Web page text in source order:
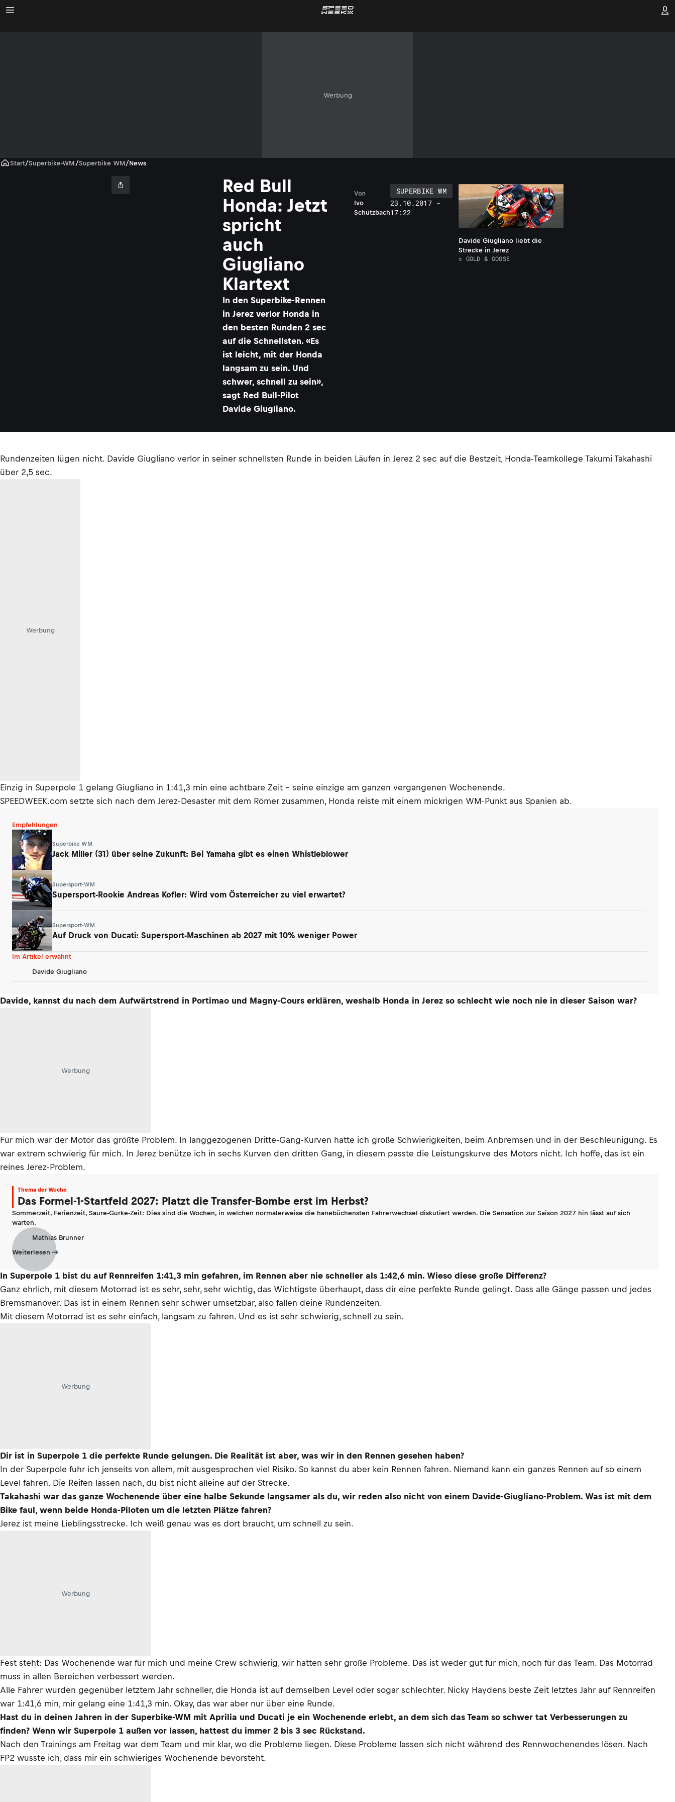
Werbung
Start/Superbike-WM /Superbike WM/News
Red Bull
Honda: Jetzt
spricht
auch
Giugliano
Klartext
In den Superbike-Rennen
in Jerez verlor Honda in
den besten Runden 2 sec
auf die Schnellsten. «Es
ist leicht, mit der Honda
langsam zu sein. Und
schwer, schnell zu sein»,
sagt Red Bull-Pilot
Davide Giugliano.
Ivo
Schützbach
Von
SUPERBIKE WM
23.10.2017 -
17:22
Davide Giugliano liebt die
Strecke in Jerez
© GOLD & GOOSE
Rundenzeiten lügen nicht. Davide Giugliano verlor in seiner schnellsten Runde in beiden Läufen in Jerez 2 sec auf die Bestzeit, Honda-Teamkollege Takumi Takahashi
über 2,5 sec.
Werbung
Einzig in Superpole 1 gelang Giugliano in 1:41,3 min eine achtbare Zeit – seine einzige am ganzen vergangenen Wochenende.
SPEEDWEEK.com setzte sich nach dem Jerez-Desaster mit dem Römer zusammen, Honda reiste mit einem mickrigen WM-Punkt aus Spanien ab.
Empfehlungen
Superbike WM
Jack Miller (31) über seine Zukunft: Bei Yamaha gibt es einen Whistleblower
Supersport-WM
Supersport-Rookie Andreas Kofler: Wird vom Österreicher zu viel erwartet?
Supersport-WM
Auf Druck von Ducati: Supersport-Maschinen ab 2027 mit 10% weniger Power
Im Artikel erwähnt
Davide Giugliano
Davide, kannst du nach dem Aufwärtstrend in Portimao und Magny-Cours erklären, weshalb Honda in Jerez so schlecht wie noch nie in dieser Saison war?
Werbung
Für mich war der Motor das größte Problem. In langgezogenen Dritte-Gang-Kurven hatte ich große Schwierigkeiten, beim Anbremsen und in der Beschleunigung. Es
war extrem schwierig für mich. In Jerez benütze ich in sechs Kurven den dritten Gang, in diesem passte die Leistungskurve des Motors nicht. Ich hoffe, das ist ein
reines Jerez-Problem.
Thema der Woche
Das Formel-1-Startfeld 2027: Platzt die Transfer-Bombe erst im Herbst?
Sommerzeit, Ferienzeit, Saure-Gurke-Zeit: Dies sind die Wochen, in welchen normalerweise die hanebüchensten Fahrerwechsel diskutiert werden. Die Sensation zur Saison 2027 hin lässt auf sich
warten.
Mathias Brunner
Weiterlesen
In Superpole 1 bist du auf Rennreifen 1:41,3 min gefahren, im Rennen aber nie schneller als 1:42,6 min. Wieso diese große Differenz?
Ganz ehrlich, mit diesem Motorrad ist es sehr, sehr, sehr wichtig, das Wichtigste überhaupt, dass dir eine perfekte Runde gelingt. Dass alle Gänge passen und jedes
Bremsmanöver. Das ist in einem Rennen sehr schwer umsetzbar, also fallen deine Rundenzeiten.
Mit diesem Motorrad ist es sehr einfach, langsam zu fahren. Und es ist sehr schwierig, schnell zu sein.
Werbung
Dir ist in Superpole 1 die perfekte Runde gelungen. Die Realität ist aber, was wir in den Rennen gesehen haben?
In der Superpole fuhr ich jenseits von allem, mit ausgesprochen viel Risiko. So kannst du aber kein Rennen fahren. Niemand kann ein ganzes Rennen auf so einem
Level fahren. Die Reifen lassen nach, du bist nicht alleine auf der Strecke.
Takahashi war das ganze Wochenende über eine halbe Sekunde langsamer als du, wir reden also nicht von einem Davide-Giugliano-Problem. Was ist mit dem
Bike faul, wenn beide Honda-Piloten um die letzten Plätze fahren?
Jerez ist meine Lieblingsstrecke. Ich weiß genau was es dort braucht, um schnell zu sein.
Werbung
Fest steht: Das Wochenende war für mich und meine Crew schwierig, wir hatten sehr große Probleme. Das ist weder gut für mich, noch für das Team. Das Motorrad
muss in allen Bereichen verbessert werden.
Alle Fahrer wurden gegenüber letztem Jahr schneller, die Honda ist auf demselben Level oder sogar schlechter. Nicky Haydens beste Zeit letztes Jahr auf Rennreifen
war 1:41,6 min, mir gelang eine 1:41,3 min. Okay, das war aber nur über eine Runde.
Hast du in deinen Jahren in der Superbike-WM mit Aprilia und Ducati je ein Wochenende erlebt, an dem sich das Team so schwer tat Verbesserungen zu
finden? Wenn wir Superpole 1 außen vor lassen, hattest du immer 2 bis 3 sec Rückstand.
Nach den Trainings am Freitag war dem Team und mir klar, wo die Probleme liegen. Diese Probleme lassen sich nicht während des Rennwochenendes lösen. Nach
FP2 wusste ich, dass mir ein schwieriges Wochenende bevorsteht.